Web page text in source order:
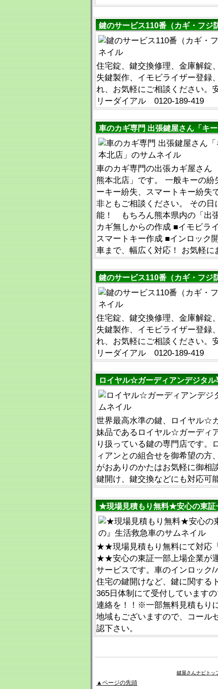
鍵のサービス110番（カギ・フジ
住宅錠、鍵交換修理、金庫解錠
失鍵製作、イモビライザー登録
れ、お気軽にご相談ください
リーダイアル 0120-189-419
車のカギ専門 出張鍵屋さん「キ
車のカギ専門の出張カギ屋さ
熊本北店」です。 一般キーの紛
ーキー紛失、スマートキー紛失
非ともご相談ください。 その日
能！ もちろん熊本県内の「出
カギ無しからの作成 ■イモビラ
スマートキー作成 ■インロック
車まで、幅広く対応！ お気軽に
鍵のサービス110番（カギ・フジ
住宅錠、鍵交換修理、金庫解錠
失鍵製作、イモビライザー登録
れ、お気軽にご相談ください
リーダイアル 0120-189-419
ロイヤル☆ガーディアンデジタル
世界最高水準の鍵、ロイヤル☆
妹品であるロイヤル☆ガーディ
り扱っている鍵の専門店です
ィアンとの組合せを御希望の方
がおありのかたはお気軽に御相
鍵開け、鍵交換などにも対応可
★現場見積もり無料★安心の東証
★★現場見積もり無料にて対応
★★安心の東証一部上場企業が
サービスです。車のインロック/
住宅の鍵開けなど、鍵に関する
365日体制にて受付しています
連絡を！！※一部無料見積もり
地域もございますので、コール
認下さい。
鍵屋さんナビトッ
▲ページの先頭